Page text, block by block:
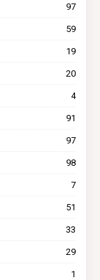
97
59
19
20
4
91
97
98
7
51
33
29
1